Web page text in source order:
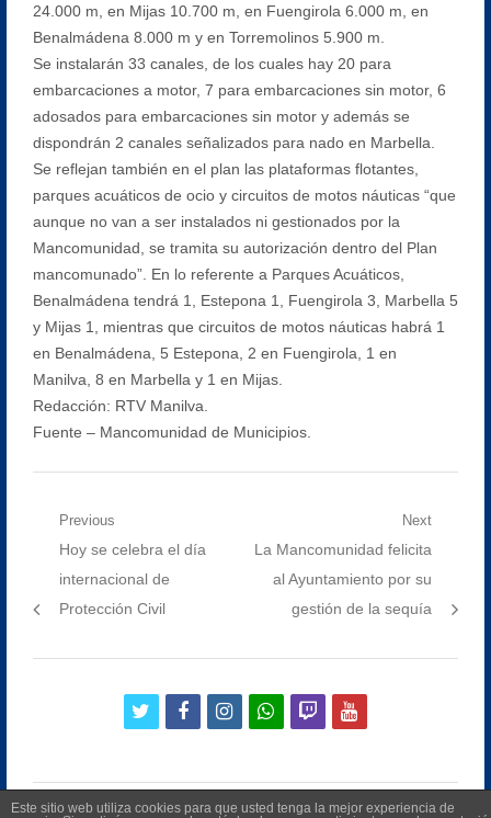
24.000 m, en Mijas 10.700 m, en Fuengirola 6.000 m, en
Benalmádena 8.000 m y en Torremolinos 5.900 m.
Se instalarán 33 canales, de los cuales hay 20 para
embarcaciones a motor, 7 para embarcaciones sin motor, 6
adosados para embarcaciones sin motor y además se
dispondrán 2 canales señalizados para nado en Marbella.
Se reflejan también en el plan las plataformas flotantes,
parques acuáticos de ocio y circuitos de motos náuticas “que
aunque no van a ser instalados ni gestionados por la
Mancomunidad, se tramita su autorización dentro del Plan
mancomunado”. En lo referente a Parques Acuáticos,
Benalmádena tendrá 1, Estepona 1, Fuengirola 3, Marbella 5
y Mijas 1, mientras que circuitos de motos náuticas habrá 1
en Benalmádena, 5 Estepona, 2 en Fuengirola, 1 en
Manilva, 8 en Marbella y 1 en Mijas.
Redacción: RTV Manilva.
Fuente – Mancomunidad de Municipios.
Navegación
entradas
Previous
Previous
post:
Hoy se celebra el día
internacional de
Protección Civil
Next
Next
post:
La Mancomunidad felicita
al Ayuntamiento por su
gestión de la sequía
twitterfacebookinstagramwhatsapp
twitchyoutube
Este sitio web utiliza cookies para que usted tenga la mejor experiencia de